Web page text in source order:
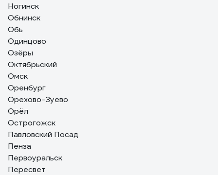
Ногинск
Обнинск
Обь
Одинцово
Озёры
Октябрьский
Омск
Оренбург
Орехово-Зуево
Орёл
Острогожск
Павловский Посад
Пенза
Первоуральск
Пересвет